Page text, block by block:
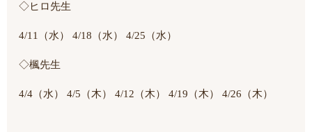
◇ヒロ先生
4/11（水） 4/18（水） 4/25（水）
◇楓先生
4/4（水） 4/5（木） 4/12（木） 4/19（木） 4/26（木）